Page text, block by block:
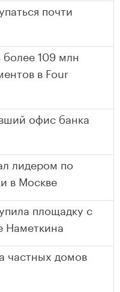
почти
более 109 млн
в Four
офис банка
лидером по
в Москве
площадку с
Наметкина
частных домов